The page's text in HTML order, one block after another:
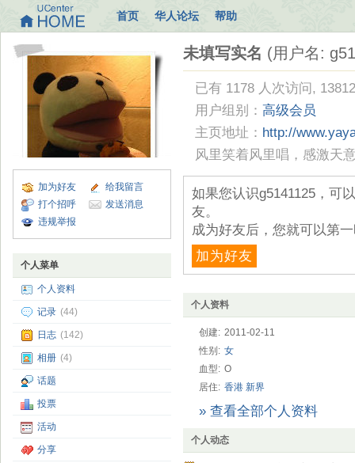
首页 华人论坛 帮助
加为好友
给我留言
打个招呼
发送消息
违规举报
个人菜单
个人资料
记录 (44)
日志 (142)
相册 (4)
话题
投票
活动
分享
未填写实名 (用户名:
已有 1178 人次访问,
用户组别： 高级会员
主页地址： http://
风里笑着风里唱，感激天
如果您认识g5141125，可
友。
成为好友后，您就可以第
加为好友
个人资料
创建: 2011-02-11
性别: 女
血型: O
居住: 香港 新界
» 查看全部个人资料
个人动态